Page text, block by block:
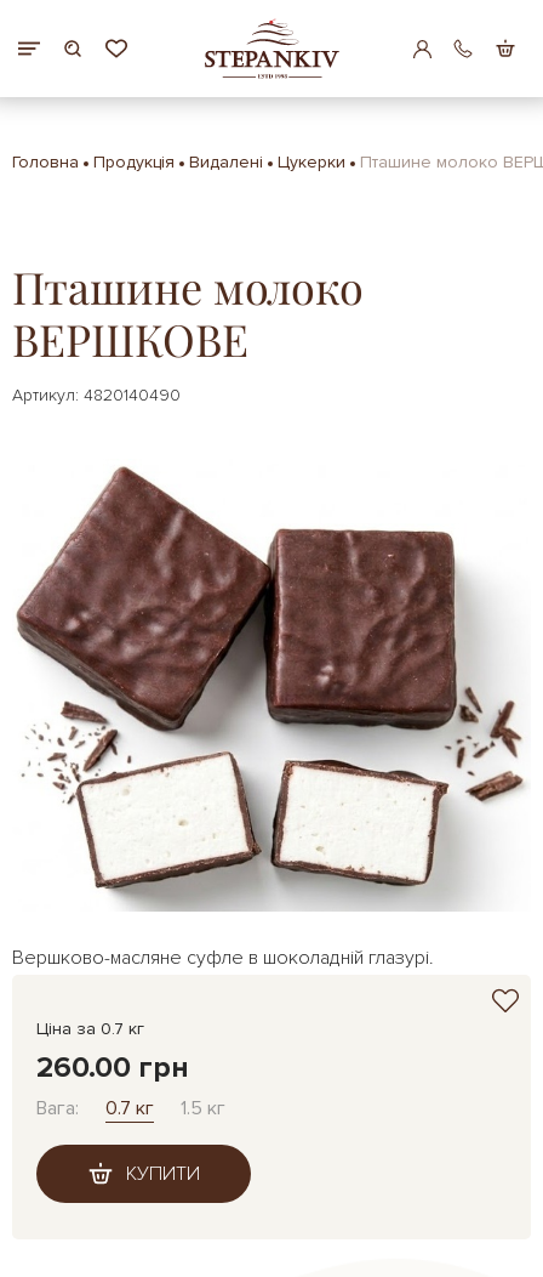
Головна Продукція Видалені Цукерки Пташине молоко
Пташине молоко
ВЕРШКОВЕ
Артикул: 4820140490
Вершково-масляне суфле в шоколадній глазурі.
Ціна за 0.7 кг
260.00 грн
Вага: 0.7 кг 1.5 кг
КУПИТИ